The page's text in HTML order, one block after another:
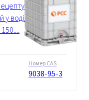
у воді.
Номер CAS
9038-95-3